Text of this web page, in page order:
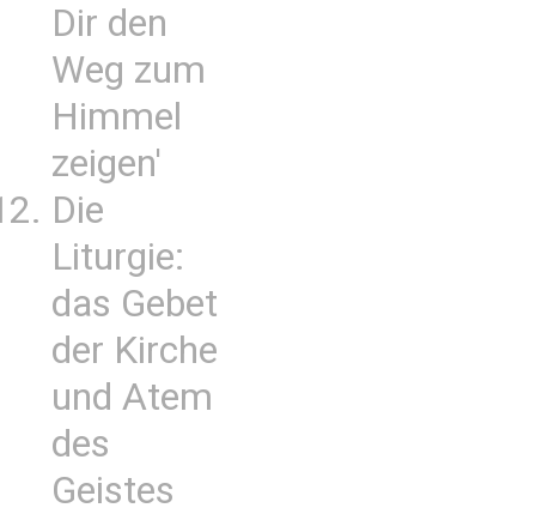
Dir den
Weg zum
Himmel
zeigen'
Die
Liturgie:
das Gebet
der Kirche
und Atem
des
Geistes